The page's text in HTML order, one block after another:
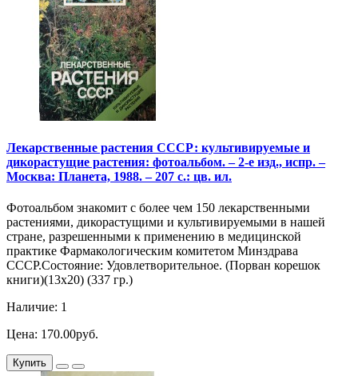
Лекарственные растения СССР: культивируемые и
дикорастущие растения: фотоальбом. – 2-е изд., испр. –
Москва: Планета, 1988. – 207 с.: цв. ил.
Фотоальбом знакомит с более чем 150 лекарственными
растениями, дикорастущими и культивируемыми в нашей
стране, разрешенными к применению в медицинской
практике Фармакологическим комитетом Минздрава
СССР.Состояние: Удовлетворительное. (Порван корешок
книги)(13х20) (337 гр.)
Наличие: 1
Цена: 170.00руб.
Купить